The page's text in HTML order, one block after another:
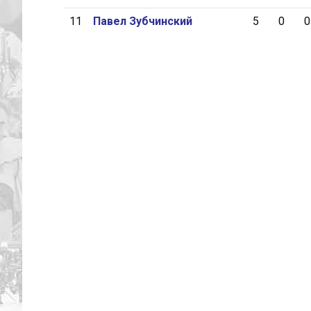
11 Павел Зубчинский 5 0 0